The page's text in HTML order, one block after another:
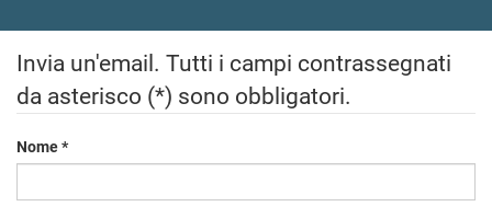
Invia un'email. Tutti i campi contrassegnati
da asterisco (*) sono obbligatori.
Nome*